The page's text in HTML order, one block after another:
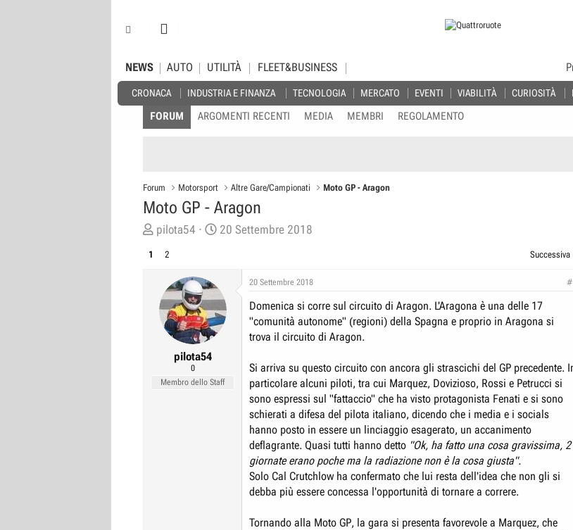
NEWS
CRONACA INDUSTRIA E FINANZA TECNOLOGIA MERCATO EVENTI VIABILITÀ CURIOSITÀ
AUTO UTILITÀ FLEET&BUSINESS
FORUM ARGOMENTI RECENTI MEDIA MEMBRI REGOLAMENTO
Forum Motorsport Altre Gare/Campionati Moto GP - Aragon
Moto GP - Aragon
C
o
pilota54
D
d
i
I
z
20 Settembre 2018
1 2 Successiva
pilota54
0
Membro dello Staff
20 Settembre 2018
Domenica si corre sul circuito di Aragon. L'Aragona è una delle 17
"comunità autonome" (regioni) della Spagna e proprio in Aragona si
trova il circuito di Aragon.
Si arriva su questo circuito con ancora gli strascichi del GP precedente.
particolare alcuni piloti, tra cui Marquez, Dovizioso, Rossi e Petrucci si
sono espressi sul "fattaccio" che ha visto protagonista Fenati e si sono
schierati a difesa del pilota italiano, dicendo che i media e i socials
hanno posto in essere un linciaggio esagerato, un accanimento
deflagrante. Quasi tutti hanno detto "Ok, ha fatto una cosa gravissima, 2
giornate erano poche ma la radiazione non è la cosa giusta".
Solo Cal Crutchlow ha confermato che lui resta dell'idea che non gli si
debba più essere concessa l'opportunità di tornare a correre.
Tornando alla Moto GP, la gara si presenta favorevole a Marquez, che